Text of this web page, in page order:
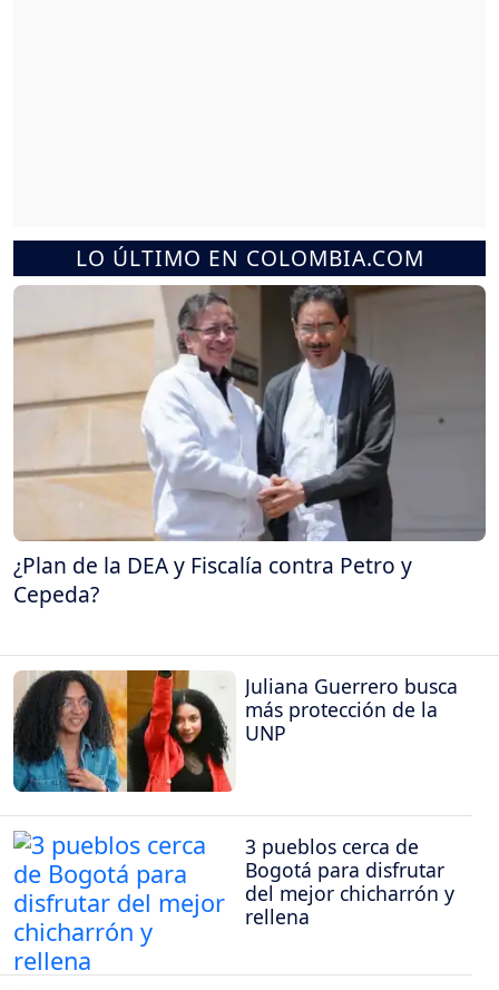
LO ÚLTIMO EN COLOMBIA.COM
¿Plan de la DEA y Fiscalía contra Petro y
Cepeda?
Juliana Guerrero busca
más protección de la
UNP
3 pueblos cerca de
Bogotá para disfrutar
del mejor chicharrón y
rellena